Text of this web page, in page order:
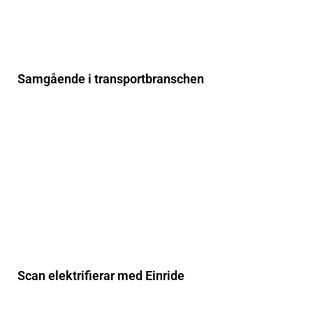
Samgående i transportbranschen
Scan elektrifierar med Einride